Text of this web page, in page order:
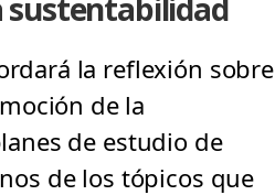
sustentabilidad
la reflexión sobre
de la
de estudio de
de los tópicos que